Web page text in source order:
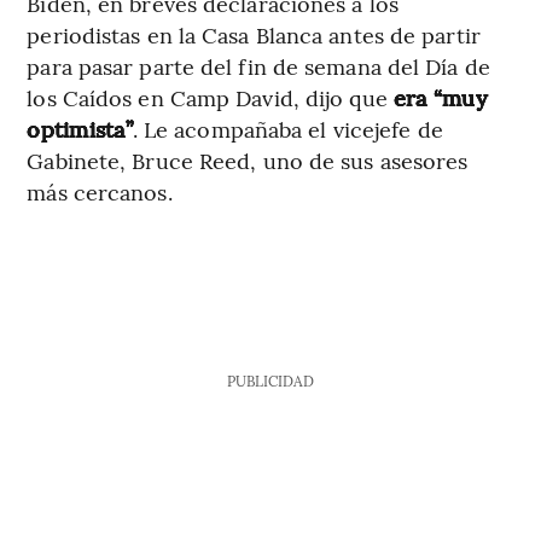
periodistas en la Casa Blanca antes de partir
para pasar parte del fin de semana del Día de
los Caídos en Camp David, dijo que era “muy
optimista”. Le acompañaba el vicejefe de
Gabinete, Bruce Reed, uno de sus asesores
más cercanos.
PUBLICIDAD